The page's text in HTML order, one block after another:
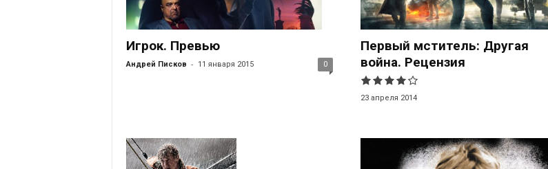
Игрок. Превью
Андрей Писков - 11 января 2015 0
Первый мститель: Другая
война. Рецензия
23 апреля 2014